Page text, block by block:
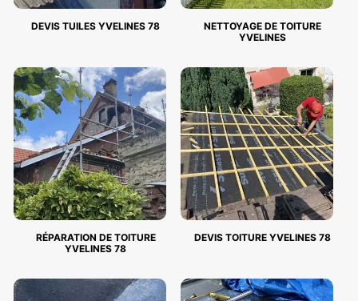
DEVIS TUILES YVELINES 78
NETTOYAGE DE TOITURE
YVELINES
RÉPARATION DE TOITURE
YVELINES 78
DEVIS TOITURE YVELINES 78